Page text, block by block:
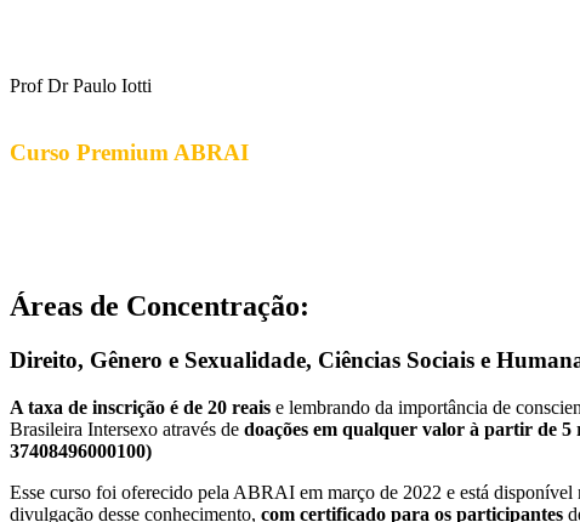
Prof Dr Paulo Iotti
Curso Premium ABRAI
Áreas de Concentração:
Direito, Gênero e Sexualidade, Ciências Sociais e
A taxa de inscrição é de 20 reais e lembrando da importância de
Brasileira Intersexo através de doações em qualquer valor à partir de
37408496000100)
Esse curso foi oferecido pela ABRAI em março de 2022 e está
divulgação desse conhecimento, com certificado para os participantes